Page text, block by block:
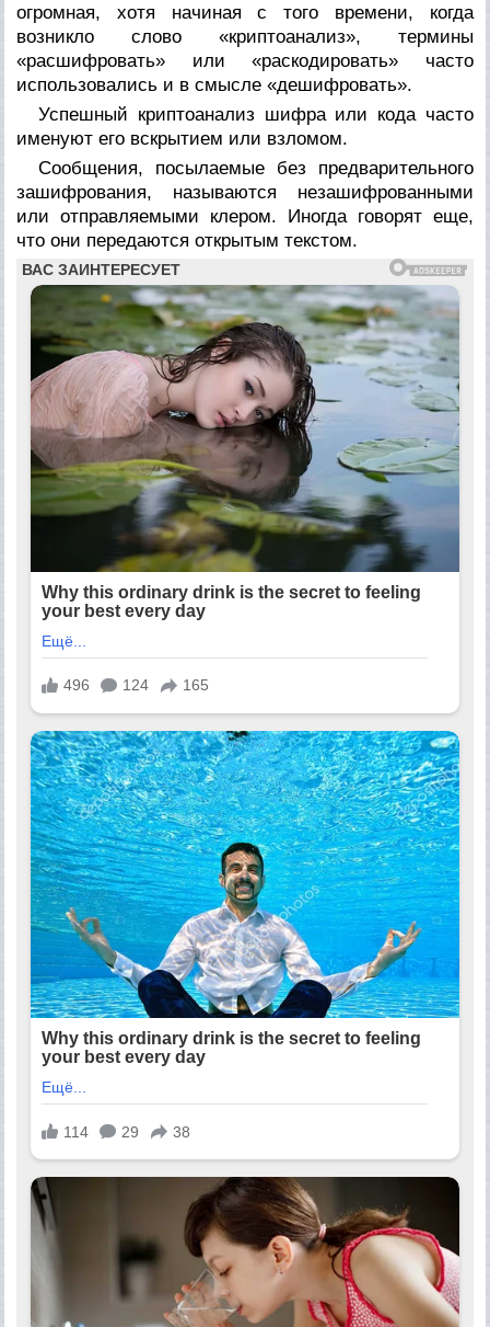
огромная, хотя начиная с того времени, когда
возникло слово «криптоанализ», термины
«расшифровать» или «раскодировать» часто
использовались и в смысле «дешифровать».
Успешный криптоанализ шифра или кода часто
именуют его вскрытием или взломом.
Сообщения, посылаемые без предварительного
зашифрования, называются незашифрованными
или отправляемыми клером. Иногда говорят еще,
что они передаютсяоткрытым текстом.